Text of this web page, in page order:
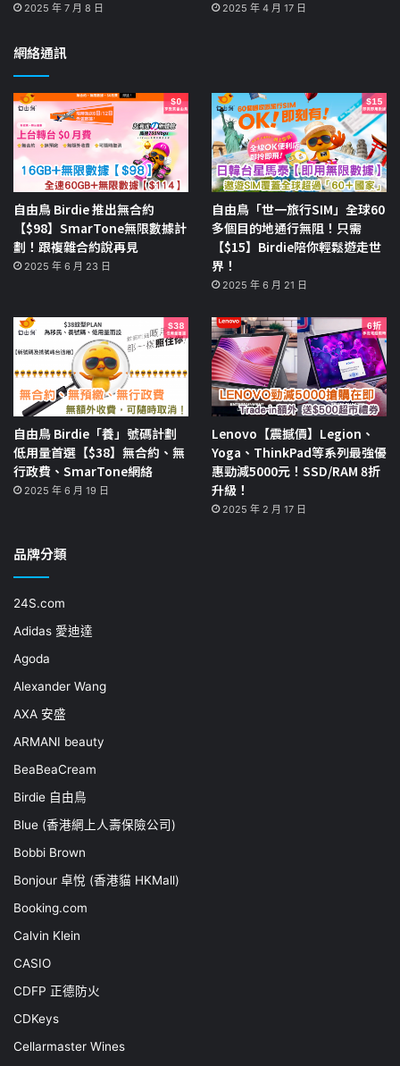
2025 年 7 月 8 日 2025 年 4 月 17 日
網絡通訊
自由鳥 Birdie 推出無合約
【$98】SmarTone無限數據計
劃！跟複雜合約說再見
2025 年 6 月 23 日
自由鳥「世一旅行SIM」全球60
多個目的地通行無阻！只需
【$15】Birdie陪你輕鬆遊走世
界！
2025 年 6 月 21 日
自由鳥 Birdie「養」號碼計劃
低用量首選【$38】無合約、無
行政費、SmarTone網絡
2025 年 6 月 19 日
Lenovo【震撼價】Legion、
Yoga、ThinkPad等系列最強優
惠勁減5000元！SSD/RAM 8折
升級！
2025 年 2 月 17 日
品牌分類
24S.com
Adidas 愛迪達
Agoda
Alexander Wang
AXA 安盛
ARMANI beauty
BeaBeaCream
Birdie 自由鳥
Blue (香港網上人壽保險公司)
Bobbi Brown
Bonjour 卓悅 (香港貓 HKMall)
Booking.com
Calvin Klein
CASIO
CDFP 正德防火
CDKeys
Cellarmaster Wines